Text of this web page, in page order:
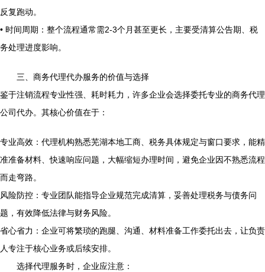
反复跑动。
• 时间周期：整个流程通常需2-3个月甚至更长，主要受清算公告期、税
务处理进度影响。
三、商务代理代办服务的价值与选择
鉴于注销流程专业性强、耗时耗力，许多企业会选择委托专业的商务代理
公司代办。其核心价值在于：
专业高效：代理机构熟悉芜湖本地工商、税务具体规定与窗口要求，能精
准准备材料、快速响应问题，大幅缩短办理时间，避免企业因不熟悉流程
而走弯路。
风险防控：专业团队能指导企业规范完成清算，妥善处理税务与债务问
题，有效降低法律与财务风险。
省心省力：企业可将繁琐的跑腿、沟通、材料准备工作委托出去，让负责
人专注于核心业务或后续安排。
选择代理服务时，企业应注意：